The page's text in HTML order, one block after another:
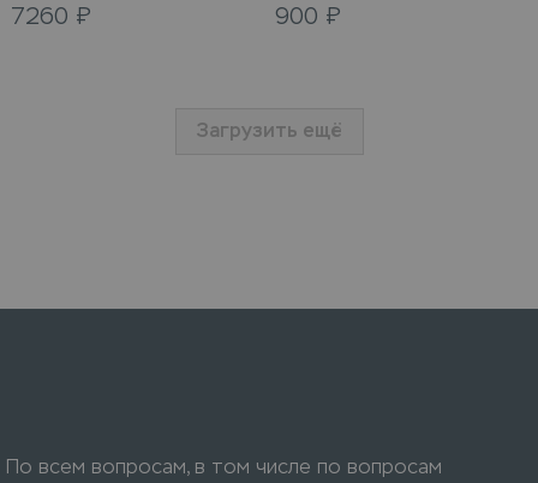
7260 ₽ 900 ₽
Загрузить ещё
По всем вопросам, в том числе по вопросам